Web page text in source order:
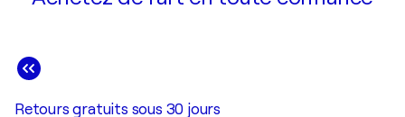
Retours gratuits sous 30 jours